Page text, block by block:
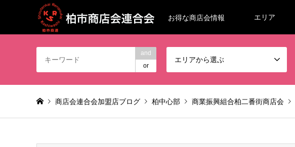
お得な商店会情報 エリア
and
or
エリアから選ぶ
商店会連合会加盟店ブログ 柏中心部 商業振興組合柏二番街商店会